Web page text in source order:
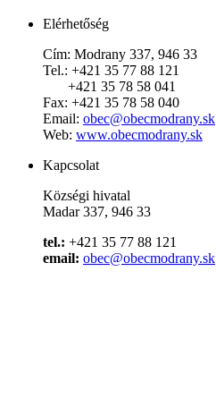
Elérhetőség
Cím: Modrany 337, 946 33
Tel.: +421 35 77 88 121
+421 35 78 58 041
Fax: +421 35 78 58 040
Email: obec@obecmodrany.sk
Web: www.obecmodrany.sk
Kapcsolat
Községi hivatal
Madar 337, 946 33
tel.: +421 35 77 88 121
email: obec@obecmodrany.sk